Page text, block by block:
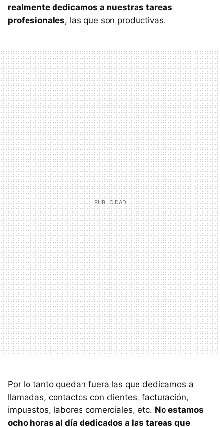
realmente dedicamos a nuestras tareas
profesionales, las que son productivas.
Por lo tanto quedan fuera las que dedicamos a
llamadas, contactos con clientes, facturación,
impuestos, labores comerciales, etc. No estamos
ocho horas al día dedicados a las tareas que